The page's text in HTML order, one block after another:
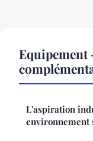
L'aspiration
environnement